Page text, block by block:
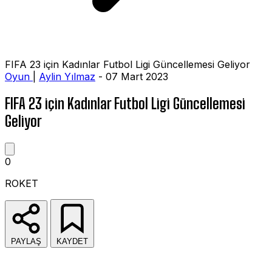
FIFA 23 için Kadınlar Futbol Ligi Güncellemesi Geliyor
Oyun
Aylin Yılmaz - 07 Mart 2023
FIFA 23 için Kadınlar Futbol Ligi Güncellemesi
Geliyor
0
ROKET
PAYLAŞ KAYDET